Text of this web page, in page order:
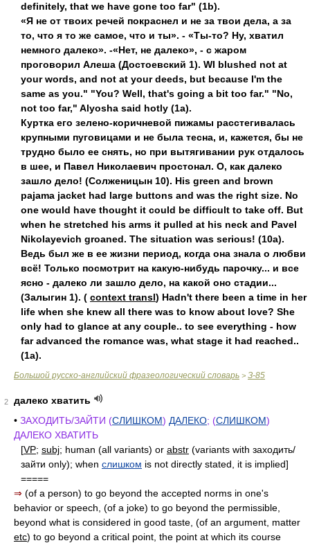
definitely, that we have gone too far" (1b).
«Я не от твоих речей покраснел и не за твои дела, а за
то, что я то же самое, что и ты». - «Ты-то? Ну, хватил
немного далеко». -«Нет, не далеко», - с жаром
проговорил Алеша (Достоевский 1). WI blushed not at
your words, and not at your deeds, but because I'm the
same as you." "You? Well, that's going a bit too far." "No,
not too far," Alyosha said hotly (1a).
Куртка его зелено-коричневой пижамы расстегивалась
крупными пуговицами и не была тесна, и, кажется, бы не
трудно было ее снять, но при вытягивании рук отдалось
в шее, и Павел Николаевич простонал. О, как далеко
зашло дело! (Солженицын 10). His green and brown
pajama jacket had large buttons and was the right size. No
one would have thought it could be difficult to take off. But
when he stretched his arms it pulled at his neck and Pavel
Nikolayevich groaned. The situation was serious! (10a).
Ведь был же в ее жизни период, когда она знала о любви
всё! Только посмотрит на какую-нибудь парочку... и все
ясно - далеко ли зашло дело, на какой оно стадии...
(Залыгин 1). ( context transl) Hadn't there been a time in her
life when she knew all there was to know about love? She
only had to glance at any couple.. to see everything - how
far advanced the romance was, what stage it had reached..
(1a).
Большой русско-английский фразеологический словарь > З-85
2
далеко хватить
• ЗАХОДИТЬ/ЗАЙТИ (СЛИШКОМ) ДАЛЕКО; (СЛИШКОМ)
ДАЛЕКО ХВАТИТЬ
[VP; subj; human (all variants) or abstr (variants with заходить/
зайти only); when слишком is not directly stated, it is implied]
=====
⇒ (of a person) to go beyond the accepted norms in one's
behavior or speech, (of a joke) to go beyond the permissible,
beyond what is considered in good taste, (of an argument, matter
etc) to go beyond a critical point, the point at which its course